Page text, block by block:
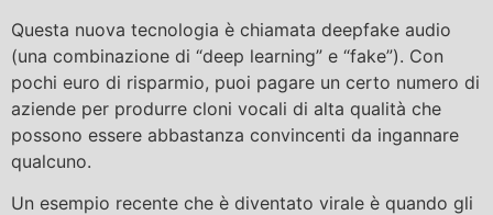
Questa nuova tecnologia è chiamata deepfake audio
(una combinazione di “deep learning” e “fake”). Con
pochi euro di risparmio, puoi pagare un certo numero di
aziende per produrre cloni vocali di alta qualità che
possono essere abbastanza convincenti da ingannare
qualcuno.
Un esempio recente che è diventato virale è quando gli